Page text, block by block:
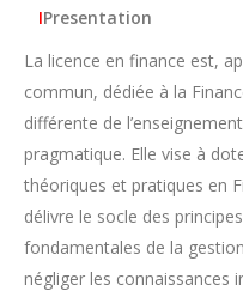
IPresentation
La licence en finance est,
commun, dédiée à la
différente de
pragmatique. Elle vise à
théoriques et pratiques en
délivre le socle des
fondamentales de la
négliger les connaissances